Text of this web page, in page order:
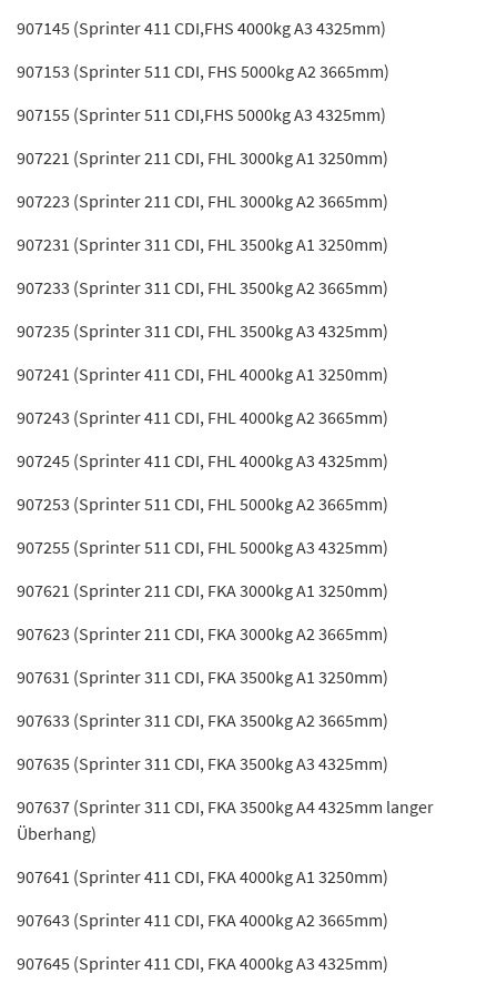
907145 (Sprinter 411 CDI,FHS 4000kg A3 4325mm)
907153 (Sprinter 511 CDI, FHS 5000kg A2 3665mm)
907155 (Sprinter 511 CDI,FHS 5000kg A3 4325mm)
907221 (Sprinter 211 CDI, FHL 3000kg A1 3250mm)
907223 (Sprinter 211 CDI, FHL 3000kg A2 3665mm)
907231 (Sprinter 311 CDI, FHL 3500kg A1 3250mm)
907233 (Sprinter 311 CDI, FHL 3500kg A2 3665mm)
907235 (Sprinter 311 CDI, FHL 3500kg A3 4325mm)
907241 (Sprinter 411 CDI, FHL 4000kg A1 3250mm)
907243 (Sprinter 411 CDI, FHL 4000kg A2 3665mm)
907245 (Sprinter 411 CDI, FHL 4000kg A3 4325mm)
907253 (Sprinter 511 CDI, FHL 5000kg A2 3665mm)
907255 (Sprinter 511 CDI, FHL 5000kg A3 4325mm)
907621 (Sprinter 211 CDI, FKA 3000kg A1 3250mm)
907623 (Sprinter 211 CDI, FKA 3000kg A2 3665mm)
907631 (Sprinter 311 CDI, FKA 3500kg A1 3250mm)
907633 (Sprinter 311 CDI, FKA 3500kg A2 3665mm)
907635 (Sprinter 311 CDI, FKA 3500kg A3 4325mm)
907637 (Sprinter 311 CDI, FKA 3500kg A4 4325mm langer
Überhang)
907641 (Sprinter 411 CDI, FKA 4000kg A1 3250mm)
907643 (Sprinter 411 CDI, FKA 4000kg A2 3665mm)
907645 (Sprinter 411 CDI, FKA 4000kg A3 4325mm)